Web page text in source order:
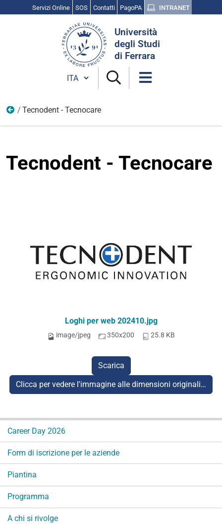
Servizi Online SOS Contatti PagoPA INTRANET
Università
degli Studi
di Ferrara
Cambia lingua
loghi 2024
Tecnodent - Tecnocare
Tecnodent - Tecnocare
Loghi per web 202410.jpg
image/jpeg 350x200 25.8 KB
Scarica
Clicca per vedere l'immagine alle dimensioni originali…
i
a
i
Career Day 2026
Form di iscrizione per le aziende
Piantina
Programma
A chi si rivolge